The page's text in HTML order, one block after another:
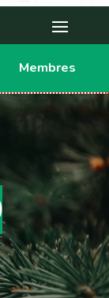
Membres